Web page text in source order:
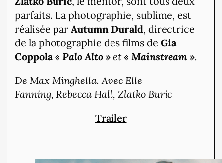
parfaits. La photographie, sublime, est
réalisée par Autumn Durald, directrice
de la photographie des films de Gia
Coppola « Palo Alto » et« Mainstream ».
De Max Minghella. Avec Elle
Fanning, Rebecca Hall, Zlatko Buric
Trailer